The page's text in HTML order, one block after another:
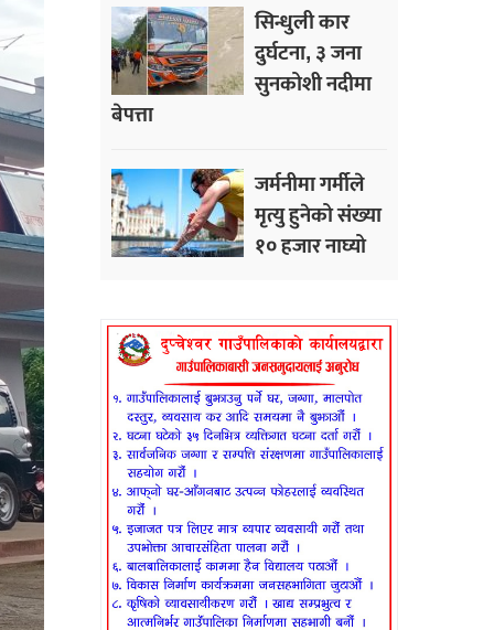
सिन्धुली कार
दुर्घटना, ३ जना
सुनकोशी नदीमा
बेपत्ता
जर्मनीमा गर्मीले
मृत्यु हुनेको संख्या
१० हजार नाघ्यो